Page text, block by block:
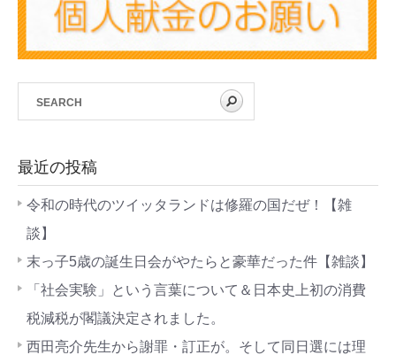
最近の投稿
令和の時代のツイッタランドは修羅の国だぜ！【雑
談】
末っ子5歳の誕生日会がやたらと豪華だった件【雑談】
「社会実験」という言葉について＆日本史上初の消費
税減税が閣議決定されました。
西田亮介先生から謝罪・訂正が。そして同日選には理